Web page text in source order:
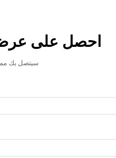
احصل على
سيتصل بك